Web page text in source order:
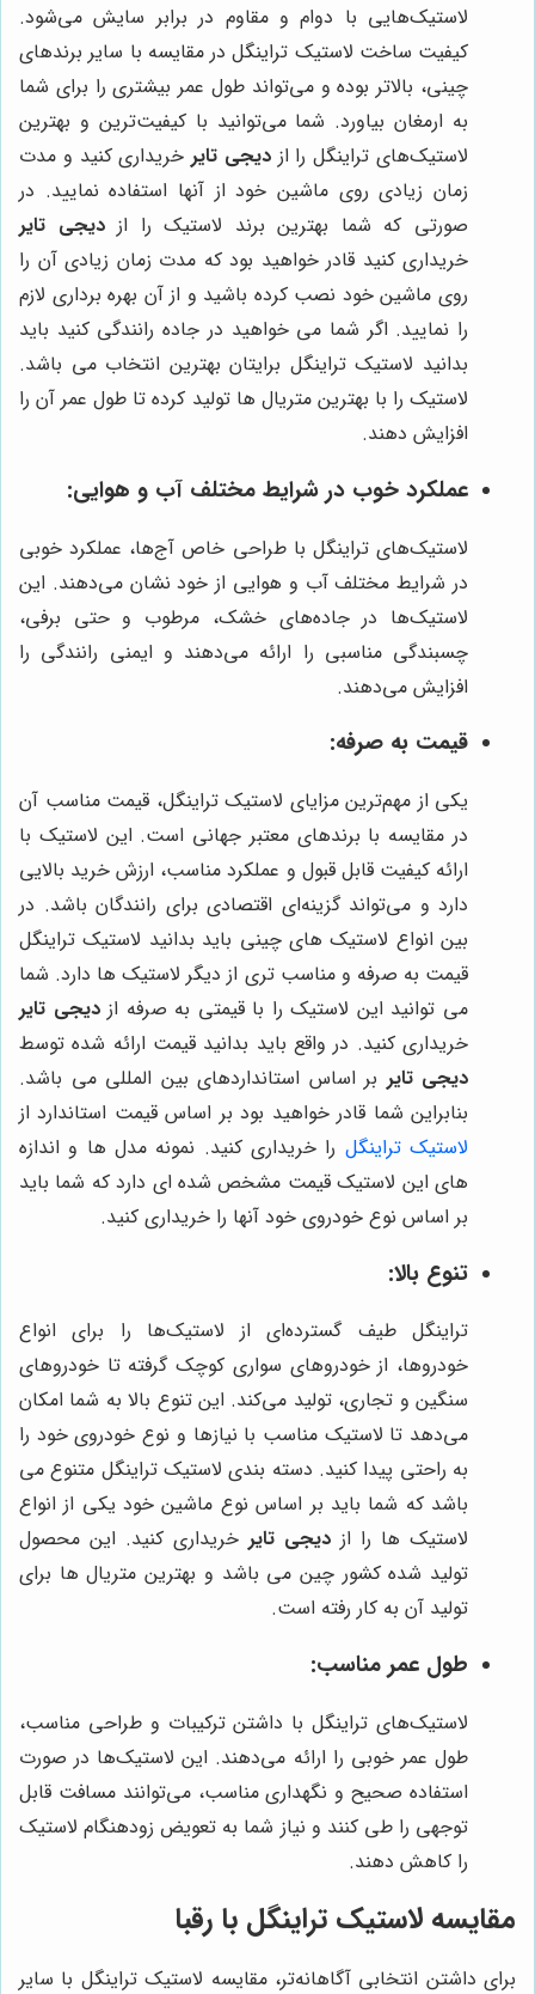
لاستیک‌هایی با دوام و مقاوم در برابر سایش می‌شود.
کیفیت ساخت لاستیک تراینگل در مقایسه با سایر برندهای
چینی، بالاتر بوده و می‌تواند طول عمر بیشتری را برای شما
به ارمغان بیاورد. شما می‌توانید با کیفیت‌ترین و بهترین
لاستیک‌های تراینگل را ازدیجی تایرخریداری کنید و مدت
زمان زیادی روی ماشین خود از آنها استفاده نمایید. در
صورتی که شما بهترین برند لاستیک را ازدیجی تایر
خریداری کنید قادر خواهید بود که مدت زمان زیادی آن را
روی ماشین خود نصب کرده باشید و از آن بهره برداری لازم
را نمایید. اگر شما می خواهید در جاده رانندگی کنید باید
بدانید لاستیک تراینگل برایتان بهترین انتخاب می باشد.
لاستیک را با بهترین متریال ها تولید کرده تا طول عمر آن را
افزایش دهند.
عملکرد خوب در شرایط مختلف آب و هوایی:
لاستیک‌های تراینگل با طراحی خاص آج‌ها، عملکرد خوبی
در شرایط مختلف آب و هوایی از خود نشان می‌دهند. این
لاستیک‌ها در جاده‌های خشک، مرطوب و حتی برفی،
چسبندگی مناسبی را ارائه می‌دهند و ایمنی رانندگی را
افزایش می‌دهند.
قیمت به صرفه:
یکی از مهم‌ترین مزایای لاستیک تراینگل، قیمت مناسب آن
در مقایسه با برندهای معتبر جهانی است. این لاستیک با
ارائه کیفیت قابل قبول و عملکرد مناسب، ارزش خرید بالایی
دارد و می‌تواند گزینه‌ای اقتصادی برای رانندگان باشد. در
بین انواع لاستیک های چینی باید بدانید لاستیک تراینگل
قیمت به صرفه و مناسب تری از دیگر لاستیک ها دارد. شما
می توانید این لاستیک را با قیمتی به صرفه ازدیجی تایر
خریداری کنید. در واقع باید بدانید قیمت ارائه شده توسط
دیجی تایر بر اساس استانداردهای بین المللی می باشد.
بنابراین شما قادر خواهید بود بر اساس قیمت استاندارد از
لاستیک تراینگل را خریداری کنید. نمونه مدل ها و اندازه
های این لاستیک قیمت مشخص شده ای دارد که شما باید
بر اساس نوع خودروی خود آنها را خریداری کنید.
تنوع بالا:
تراینگل طیف گسترده‌ای از لاستیک‌ها را برای انواع
خودروها، از خودروهای سواری کوچک گرفته تا خودروهای
سنگین و تجاری، تولید می‌کند. این تنوع بالا به شما امکان
می‌دهد تا لاستیک مناسب با نیازها و نوع خودروی خود را
به راحتی پیدا کنید. دسته بندی لاستیک تراینگل متنوع می
باشد که شما باید بر اساس نوع ماشین خود یکی از انواع
لاستیک ها را از دیجی تایر خریداری کنید. این محصول
تولید شده کشور چین می باشد و بهترین متریال ها برای
تولید آن به کار رفته است.
طول عمر مناسب:
لاستیک‌های تراینگل با داشتن ترکیبات و طراحی مناسب،
طول عمر خوبی را ارائه می‌دهند. این لاستیک‌ها در صورت
استفاده صحیح و نگهداری مناسب، می‌توانند مسافت قابل
توجهی را طی کنند و نیاز شما به تعویض زودهنگام لاستیک
را کاهش دهند.
مقایسه لاستیک تراینگل با رقبا
برای داشتن انتخابی آگاهانه‌تر، مقایسه لاستیک تراینگل با سایر